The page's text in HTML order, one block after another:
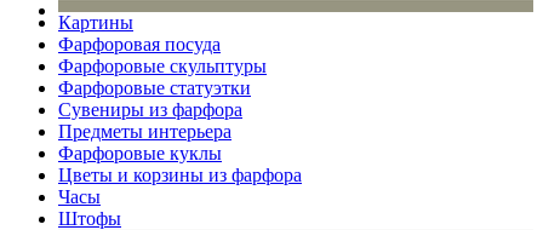
Картины
Фарфоровая посуда
Фарфоровые скульптуры
Фарфоровые статуэтки
Сувениры из фарфора
Предметы интерьера
Фарфоровые куклы
Цветы и корзины из фарфора
Часы
Штофы